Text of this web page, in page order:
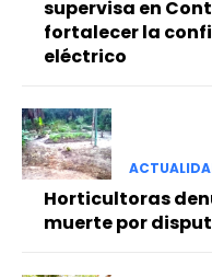
supervisa en
fortalecer la
eléctrico
Horticultoras
muerte por